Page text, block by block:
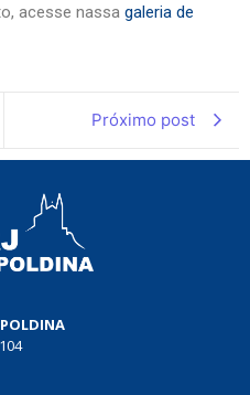
acesse nassa galeria de
Próximo post